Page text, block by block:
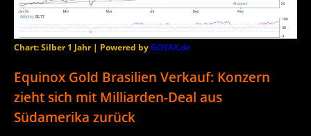
Chart: Silber 1 Jahr | Powered byGOYAX.de
Equinox Gold Brasilien Verkauf: Konzern
zieht sich mit Milliarden-Deal aus
Südamerika zurück